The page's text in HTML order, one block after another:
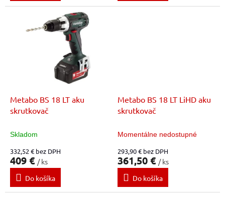
Metabo BS 18 LT aku
skrutkovač
Skladom
332,52 € bez DPH
409 € / ks
Do košíka
Metabo BS 18 LT LiHD aku
skrutkovač
Momentálne nedostupné
293,90 € bez DPH
361,50 € / ks
Do košíka